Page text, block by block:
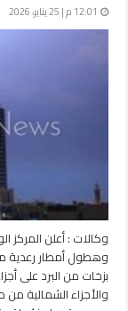
12:01 م | 25 يناير، 2026
وكالات : أعلن المركز
وهطول أمطار رعدية
بزخات من البرد على
والأجزاء الشمالية من